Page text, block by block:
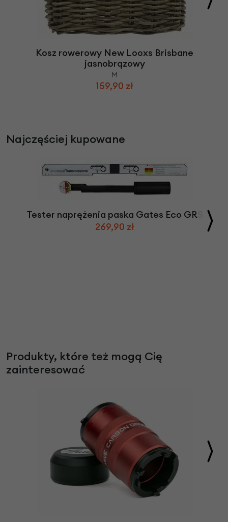
Kosz rowerowy New Looxs Brisbane
jasnobrązowy
M
159,90 zł
Najczęściej kupowane
Tester naprężenia paska Gates Eco GRS
269,90 zł
Produkty, które też mogą Cię
zainteresować